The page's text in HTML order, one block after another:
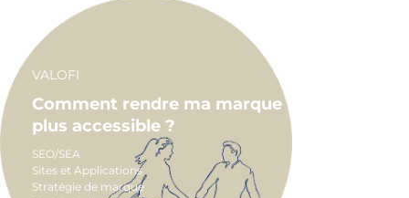
VALOFI
Comment rendre ma marque
plus accessible ?
SEO/SEA
Sites et Applications
Stratégie de marque